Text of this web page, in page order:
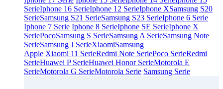
SerieIphone 16 SerieIphone 12 SerieIphone XSamsung S20
SerieSamsung S21 SerieSamsung S23 SerieIphone 6 Serie
Iphone 7 Serie Iphone 8 SerieIphone SE SerieIphone X
SeriePocoSamsung S SerieSamsung A SerieSamsung Note
SerieSamsung J SerieXiaomiSamsung
Apple Xiaomi 11 SerieRedmi Note SeriePoco SerieRedmi
SerieHuawei P SerieHuawei Honor SerieMotorola E
SerieMotorola G SerieMotorola Serie Samsung Serie